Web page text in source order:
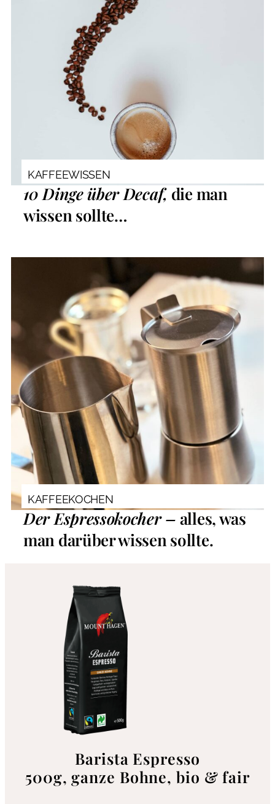
KAFFEEWISSEN
10 Dinge über Decaf, die man
wissen sollte…
KAFFEEKOCHEN
Der Espressokocher – alles, was
man darüber wissen sollte.
Barista Espresso
500g, ganze Bohne, bio & fair